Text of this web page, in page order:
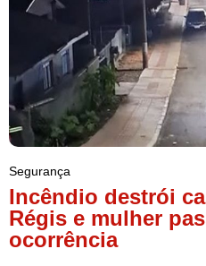
Segurança
Incêndio destrói
Régis e mulher
ocorrência